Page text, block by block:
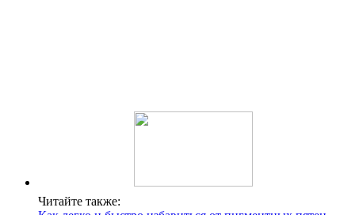
Читайте также: